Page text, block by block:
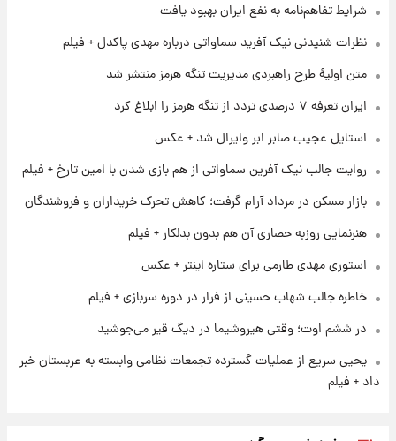
۱ روز پیش
فال حافظ پنجشنبه ۱۵ مرداد ماه ۱۴۰۵
فال قهوه روزانه پنجشنبه ۱۵ مرداد ماه ۱۴۰۵
۱ روز پیش
شرایط تفاهم‌نامه به نفع ایران بهبود یافت
نظرات شنیدنی نیک آفرید سماواتی درباره مهدی پاکدل + فیلم
متن اولیۀ طرح راهبردی مدیریت تنگه هرمز منتشر شد
ایران تعرفه ۷ درصدی تردد از تنگه هرمز را ابلاغ کرد
استایل عجیب صابر ابر وایرال شد + عکس
روایت جالب نیک آفرین سماواتی از هم بازی شدن با امین تارخ + فیلم
بازار مسکن در مرداد آرام گرفت؛ کاهش تحرک خریداران و فروشندگان
هنرنمایی روزبه حصاری آن هم بدون بدلکار + فیلم
استوری مهدی طارمی برای ستاره اینتر + عکس
خاطره جالب شهاب حسینی از فرار در دوره سربازی + فیلم
در ششم اوت؛ وقتی هیروشیما در دیگ قیر می‌جوشید
یحیی سریع از عملیات گسترده تجمعات نظامی وابسته به عربستان خبر
داد + فیلم